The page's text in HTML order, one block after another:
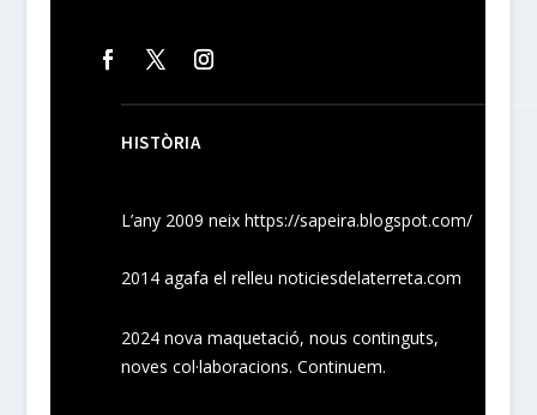
HISTÒRIA
L’any 2009 neixhttps://sapeira.blogspot.com/
2014 agafa el relleu noticiesdelaterreta.com
2024nova maquetació, nouscontinguts,
novescol·laboracions. Continuem.